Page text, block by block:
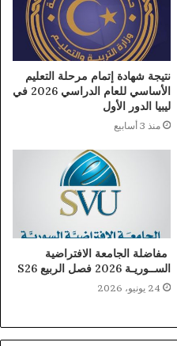
نتيجة شهادة إتمام مرحلة التعليم
الأساسي للعام الدراسي 2026 في
ليبيا الدور الأول
منذ 3 أسابيع
مفاضلة الجامعة الافتراضية
الســوريـة 2026 فصل الربيع S26
24 يونيو، 2026